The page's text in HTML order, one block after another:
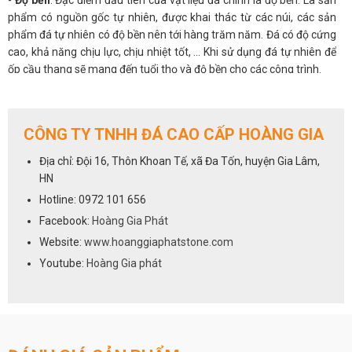
phẩm có nguồn gốc tự nhiên, được khai thác từ các núi, các sản
phẩm đá tự nhiên có độ bền nên tới hàng trăm năm. Đá có độ cứng
cao, khả năng chịu lực, chịu nhiệt tốt, ... Khi sử dụng đá tự nhiên để
ốp cầu thang sẽ mang đến tuổi thọ và độ bền cho các công trình.
màu. Đá ốp cầu thang mang đến sự sang trọng, gần gũi với thiên
nhiên. Độ bóng của đá khiến chiếc cầu thang nhà bạn sẽ luôn sáng
bóng, sạch sẽ và đẹp như mới.
Đá ốp cầu thang da dạng về mẫu mã giúp khách hàng có
nhiều sự lựa chọn
Đa dạng mẫu mã: Các sản phẩm đá ốp lát rất đa dạng về chủng
loại, mẫu mã. Bạn có thể lựa chọn đá hoa cương ốp cầu thang hoặc
CÔNG TY TNHH ĐÁ CAO CẤP HOÀNG GIA
Địa chỉ: Đội 16, Thôn Khoan Tế, xã Đa Tốn, huyện Gia Lâm,
HN
Hotline: 0972 101 656
Facebook: Hoàng Gia Phát
Website: www.hoanggiaphatstone.com
Youtube: Hoàng Gia phát